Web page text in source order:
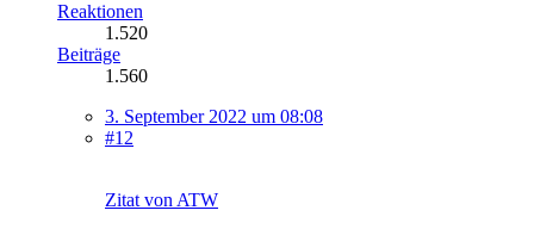
Reaktionen
1.520
Beiträge
1.560
3. September 2022 um 08:08
#12
Zitat von ATW